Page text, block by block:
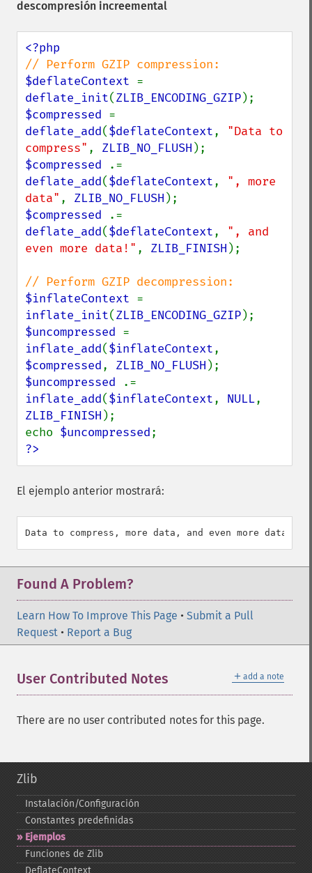
descompresión increemental
$deflateContext
deflate_init(ZLIB_ENCODING_GZIP
$compressed
deflate_add($deflateContext, "Data to
compress" , ZLIB_NO_FLUSH
$compressed
deflate_add($deflateContext, ", more
data" , ZLIB_NO_FLUSH
$compressed
deflate_add($deflateContext, ", and
even more data!" , ZLIB_FINISH );
$inflateContext
inflate_init(ZLIB_ENCODING_GZIP
$uncompressed
inflate_add($inflateContext
$compressed, ZLIB_NO_FLUSH
$uncompressed
inflate_add($inflateContext, NULL
ZLIB_FINISH );
echo $uncompressed
?>
El ejemplo anterior mostrará:
Found A Problem?
Learn How To Improve This Page • Submit a Pull
Request • Report a Bug
＋ add a note
User Contributed Notes
There are no user contributed notes for this page.
Zlib
Instalación/Configuración
Constantes predefinidas
Ejemplos
Funciones de Zlib
DeflateContext